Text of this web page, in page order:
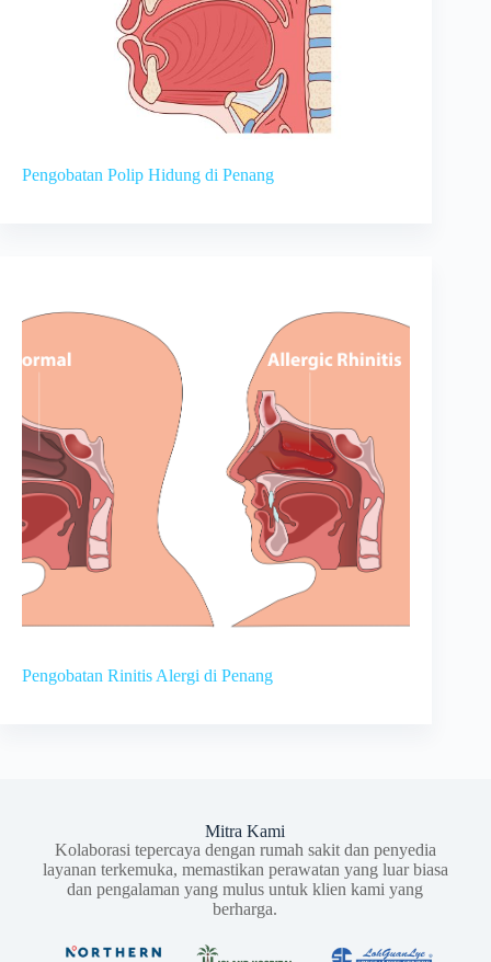
Pengobatan Polip Hidung di Penang
Pengobatan Rinitis Alergi di Penang
Mitra Kami
Kolaborasi tepercaya dengan rumah sakit dan penyedia
layanan terkemuka, memastikan perawatan yang luar biasa
dan pengalaman yang mulus untuk klien kami yang
berharga.